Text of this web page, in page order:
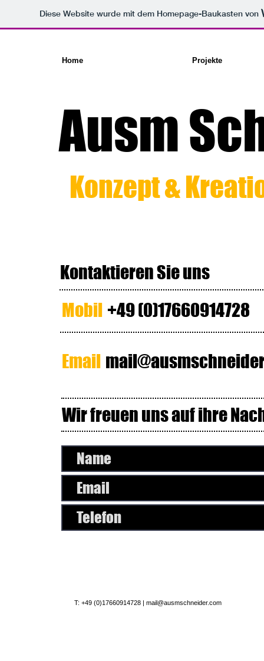
Diese Website wurde mit dem Homepage-Baukasten von
Home Projekte
Ausm
Konzept &
Kontaktieren Sie uns
Mobil
Email
+49 (0)17660914728
Wir freuen uns auf ihre
T: +49 (0)17660914728 | mail@ausmschneider.com